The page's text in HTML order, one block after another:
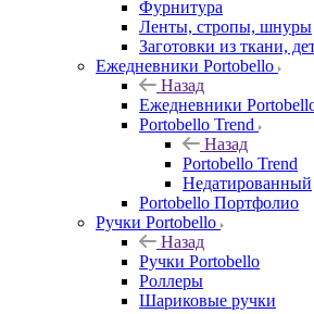
Фурнитура
Ленты, стропы, шнуры
Заготовки из ткани,
Ежедневники Portobello
Назад
Ежедневники
Portobello Trend
Назад
Portobello Trend
Недатированный
Portobello Портфолио
Ручки Portobello
Назад
Ручки Portobello
Роллеры
Шариковые ручки